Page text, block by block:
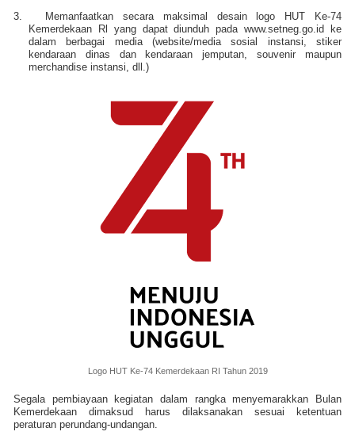
3.
Memanfaatkan secara maksimal desain logo HUT Ke-74
Kemerdekaan Rl yang dapat diunduh pada www.setneg.go.id ke
dalam berbagai media (website/media sosial instansi, stiker
kendaraan dinas dan kendaraan jemputan, souvenir maupun
merchandise instansi, dll.)
Logo HUT Ke-74 Kemerdekaan RI Tahun 2019
Segala pembiayaan kegiatan dalam rangka menyemarakkan Bulan
Kemerdekaan dimaksud harus dilaksanakan sesuai ketentuan
peraturan perundang-undangan.